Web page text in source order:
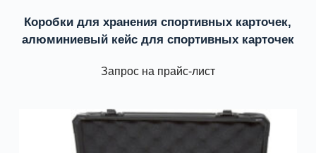
Коробки для хранения спортивных карточек,
алюминиевый кейс для спортивных карточек
Запрос на прайс-лист